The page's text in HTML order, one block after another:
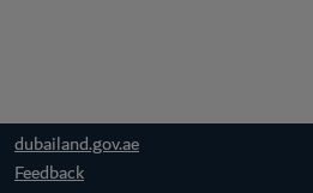
dubailand.gov.ae
Feedback